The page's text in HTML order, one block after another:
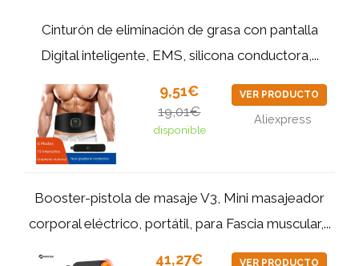
Cinturón de eliminación de grasa con pantalla
Digital inteligente, EMS, silicona conductora,...
9,51€
19,01€
disponible
VER PRODUCTO
Aliexpress
Booster-pistola de masaje V3, Mini masajeador
corporal eléctrico, portátil, para Fascia muscular,...
41,27€ VER PRODUCTO